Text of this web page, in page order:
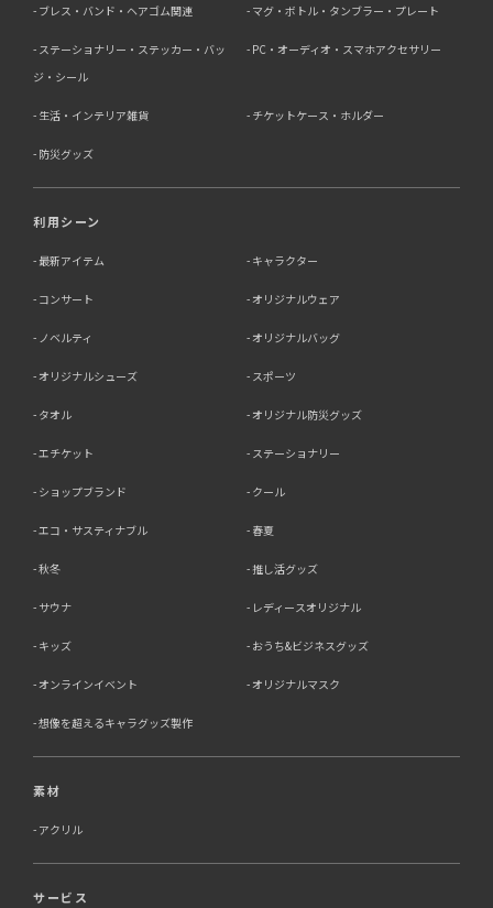
ブレス・バンド・ヘアゴム関連 マグ・ボトル・タンブラー・プレート
ステーショナリー・ステッカー・バッ
ジ・シール
PC・オーディオ・スマホアクセサリー
生活・インテリア雑貨 チケットケース・ホルダー
防災グッズ
利用シーン
最新アイテム キャラクター
コンサート オリジナルウェア
ノベルティ オリジナルバッグ
オリジナルシューズ スポーツ
タオル オリジナル防災グッズ
エチケット ステーショナリー
ショップブランド クール
エコ・サスティナブル 春夏
秋冬 推し活グッズ
サウナ レディースオリジナル
キッズ おうち&ビジネスグッズ
オンラインイベント オリジナルマスク
想像を超えるキャラグッズ製作
素材
アクリル
サービス